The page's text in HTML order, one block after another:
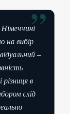
”
на вибір
–
різниця в
слід